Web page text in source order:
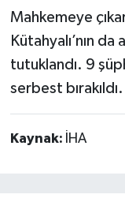
Mahkemeye
Kütahyalı’nın
tutuklandı. 9
serbest bırakıldı.
Kaynak: İHA